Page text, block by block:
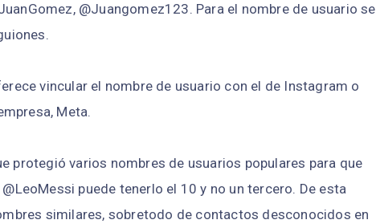
@Juangomez123. Para el nombre de usuario se
vincular el nombre de usuario con el de Instagram o
Meta.
protegió varios nombres de usuarios populares para que
puede tenerlo el 10 y no un tercero. De esta
similares, sobretodo de contactos desconocidos en